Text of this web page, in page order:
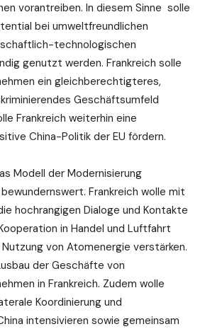
vorantreiben. In diesem Sinne solle
bei umweltfreundlichen
technologischen
genutzt werden. Frankreich solle
ein gleichberechtigteres,
Geschäftsumfeld
Frankreich weiterhin eine
China-Politik der EU fördern.
Modell der Modernisierung
Frankreich wolle mit
hochrangigen Dialoge und Kontakte
in Handel und Luftfahrt
von Atomenergie verstärken.
der Geschäfte von
in Frankreich. Zudem wolle
Koordinierung und
intensivieren sowie gemeinsam